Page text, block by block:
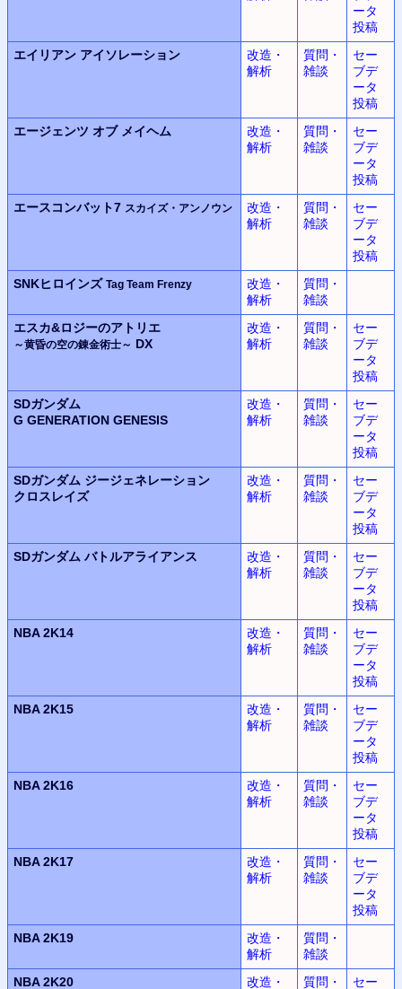
ータ
投稿
エイリアン アイソレーション
改造・
解析
質問・
雑談
セー
ブデ
ータ
投稿
エージェンツ オブ メイヘム
改造・
解析
質問・
雑談
セー
ブデ
ータ
投稿
エースコンバット7 スカイズ・アンノウン
改造・
解析
質問・
雑談
セー
ブデ
ータ
投稿
SNKヒロインズ Tag Team Frenzy
改造・
解析
質問・
雑談
エスカ&ロジーのアトリエ
～黄昏の空の錬金術士～ DX
改造・
解析
質問・
雑談
セー
ブデ
ータ
投稿
SDガンダム
G GENERATION GENESIS
改造・
解析
質問・
雑談
セー
ブデ
ータ
投稿
SDガンダム ジージェネレーション
クロスレイズ
改造・
解析
質問・
雑談
セー
ブデ
ータ
投稿
SDガンダム バトルアライアンス
改造・
解析
質問・
雑談
セー
ブデ
ータ
投稿
NBA 2K14
改造・
解析
質問・
雑談
セー
ブデ
ータ
投稿
NBA 2K15
改造・
解析
質問・
雑談
セー
ブデ
ータ
投稿
NBA 2K16
改造・
解析
質問・
雑談
セー
ブデ
ータ
投稿
NBA 2K17
改造・
解析
質問・
雑談
セー
ブデ
ータ
投稿
NBA 2K19
改造・
解析
質問・
雑談
NBA 2K20
改造・
質問・
セー